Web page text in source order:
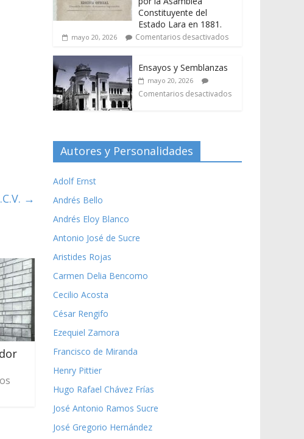
→
Constituyente del
Estado Lara en 1881.
mayo 20, 2026 Comentarios desactivados
Ensayos y Semblanzas
mayo 20, 2026
Comentarios desactivados
Autores y Personalidades
Adolf Ernst
Andrés Bello
Andrés Eloy Blanco
Antonio José de Sucre
Aristides Rojas
Carmen Delia Bencomo
Cecilio Acosta
César Rengifo
Ezequiel Zamora
Francisco de Miranda
Henry Pittier
Hugo Rafael Chávez Frías
José Antonio Ramos Sucre
José Gregorio Hernández